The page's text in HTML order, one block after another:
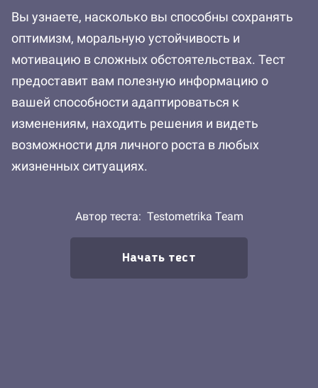
Вы узнаете, насколько вы способны сохранять
оптимизм, моральную устойчивость и
мотивацию в сложных обстоятельствах. Тест
предоставит вам полезную информацию о
вашей способности адаптироваться к
изменениям, находить решения и видеть
возможности для личного роста в любых
жизненных ситуациях.
Автор теста: Testometrika Team
Начать тест